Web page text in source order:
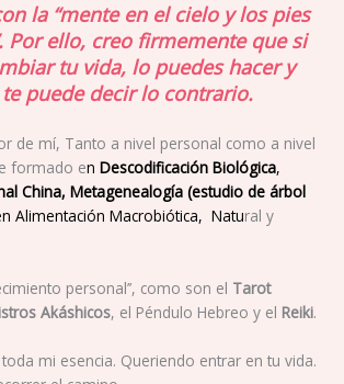
la “mente en el cielo y los pies
Por ello, creo firmemente que si
tu vida, lo puedes hacer y
puede decir lo contrario.
de mí, Tanto a nivel personal como a nivel
formado en Descodificación Biológica,
China, Metagenealogía (estudio de árbol
Alimentación Macrobiótica, Natural y
personal’’, como son el Tarot
Akáshicos, el Péndulo Hebreo y el Reiki.
mi esencia. Queriendo entrar en tu vida.